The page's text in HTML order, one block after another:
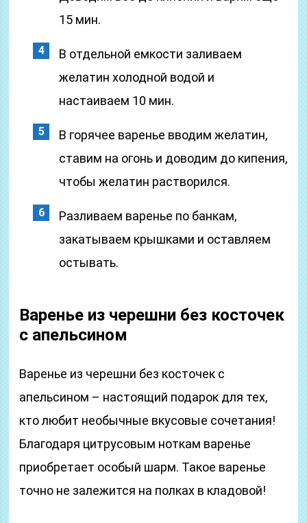
15 мин.
В отдельной емкости заливаем
желатин холодной водой и
настаиваем 10 мин.
В горячее варенье вводим желатин,
ставим на огонь и доводим до кипения,
чтобы желатин растворился.
Разливаем варенье по банкам,
закатываем крышками и оставляем
остывать.
Варенье из черешни без косточек
с апельсином
Варенье из черешни без косточек с
апельсином – настоящий подарок для тех,
кто любит необычные вкусовые сочетания!
Благодаря цитрусовым ноткам варенье
приобретает особый шарм. Такое варенье
точно не залежится на полках в кладовой!